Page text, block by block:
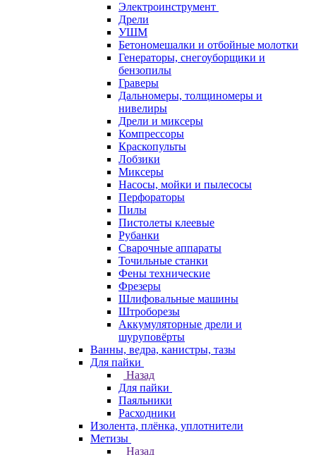
Электроинструмент
Дрели
УШМ
Бетономешалки и отбойные молотки
Генераторы, снегоуборщики и
бензопилы
Граверы
Дальномеры, толщиномеры и
нивелиры
Дрели и миксеры
Компрессоры
Краскопульты
Лобзики
Миксеры
Насосы, мойки и пылесосы
Перфораторы
Пилы
Пистолеты клеевые
Рубанки
Сварочные аппараты
Точильные станки
Фены технические
Фрезеры
Шлифовальные машины
Штроборезы
Аккумуляторные дрели и
шуруповёрты
Ванны, ведра, канистры, тазы
Для пайки
Назад
Для пайки
Паяльники
Расходники
Изолента, плёнка, уплотнители
Метизы
Назад